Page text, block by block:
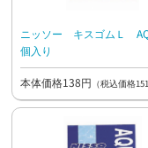
ニッソー キスゴムＬ
個入り
本体価格138円 （税込価格